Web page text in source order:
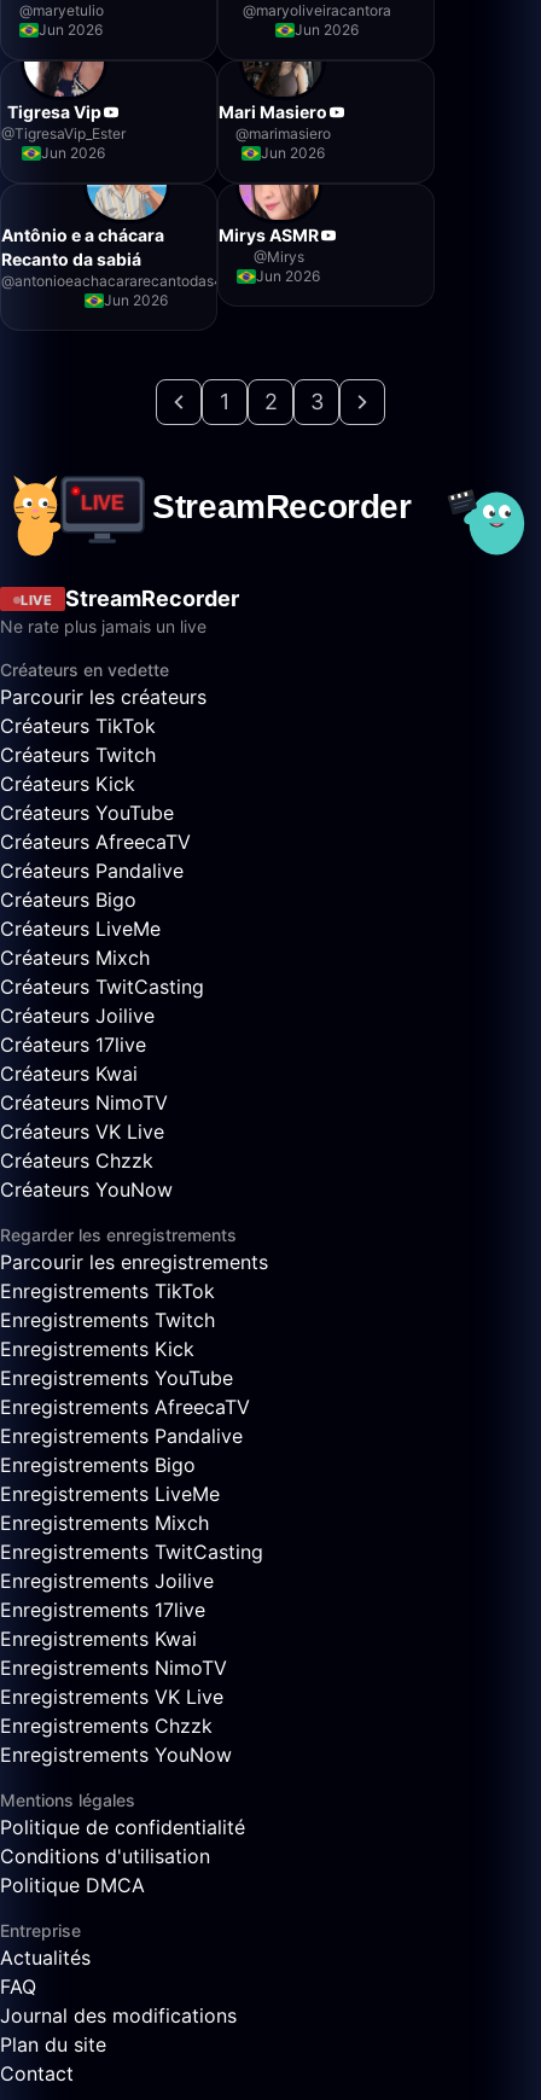
@maryetulio
Jun 2026
@maryoliveiracantora
Jun 2026
Tigresa Vip
@TigresaVip_Ester
Jun 2026
Mari Masiero
@marimasiero
Jun 2026
Antônio e a chácara
Recanto da sabiá
@antonioeachacararecantodas4339
Jun 2026
Mirys ASMR
@Mirys
Jun 2026
1 2 3
LIVE StreamRecorder
Ne rate plus jamais un live
Créateurs en vedette
Parcourir les créateurs
Créateurs TikTok
Créateurs Twitch
Créateurs Kick
Créateurs YouTube
Créateurs AfreecaTV
Créateurs Pandalive
Créateurs Bigo
Créateurs LiveMe
Créateurs Mixch
Créateurs TwitCasting
Créateurs Joilive
Créateurs 17live
Créateurs Kwai
Créateurs NimoTV
Créateurs VK Live
Créateurs Chzzk
Créateurs YouNow
Regarder les enregistrements
Parcourir les enregistrements
Enregistrements TikTok
Enregistrements Twitch
Enregistrements Kick
Enregistrements YouTube
Enregistrements AfreecaTV
Enregistrements Pandalive
Enregistrements Bigo
Enregistrements LiveMe
Enregistrements Mixch
Enregistrements TwitCasting
Enregistrements Joilive
Enregistrements 17live
Enregistrements Kwai
Enregistrements NimoTV
Enregistrements VK Live
Enregistrements Chzzk
Enregistrements YouNow
Mentions légales
Politique de confidentialité
Conditions d'utilisation
Politique DMCA
Entreprise
Actualités
FAQ
Journal des modifications
Plan du site
Contact